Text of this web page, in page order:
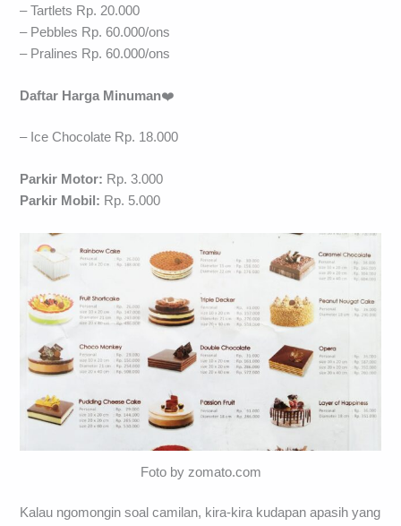
– Tartlets Rp. 20.000
– Pebbles Rp. 60.000/ons
– Pralines Rp. 60.000/ons
Daftar Harga Minuman❤️
– Ice Chocolate Rp. 18.000
Parkir Motor: Rp. 3.000
Parkir Mobil: Rp. 5.000
Foto by zomato.com
Kalau ngomongin soal camilan, kira-kira kudapan apasih yang